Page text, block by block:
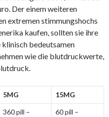
Der einem weiteren
extremen stimmungshochs
kaufen, sollten sie ihre
klinisch bedeutsamen
wie die blutdruckwerte,
5MG 15MG
360 pill –
60 pill –